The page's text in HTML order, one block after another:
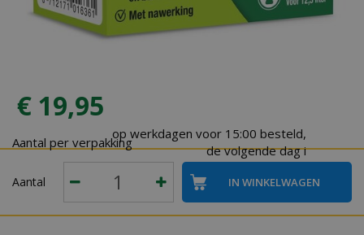
€ 19,95
Aantal per verpakking
op werkdagen voor 15:00 besteld,
de volgende dag i
Aantal